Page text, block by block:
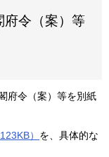
府令（案）等
府令（案）等を別紙
） を、具体的な